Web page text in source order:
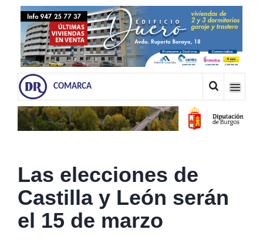
COMARCA
Las elecciones de
Castilla y León serán
el 15 de marzo